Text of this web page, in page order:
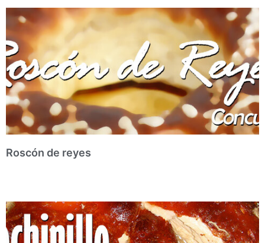
Roscón de reyes